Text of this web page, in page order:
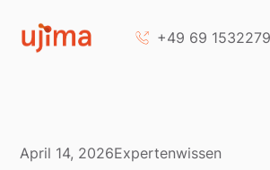
+49 69
April 14, 2026Expertenwissen